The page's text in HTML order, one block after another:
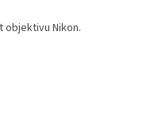
objektivu Nikon.